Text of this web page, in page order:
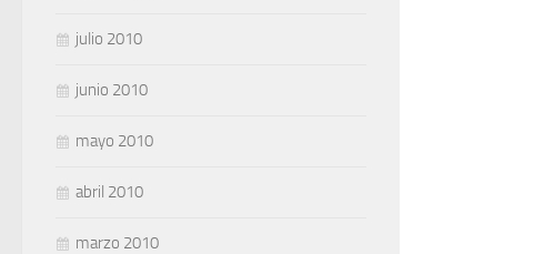
julio 2010
junio 2010
mayo 2010
abril 2010
marzo 2010